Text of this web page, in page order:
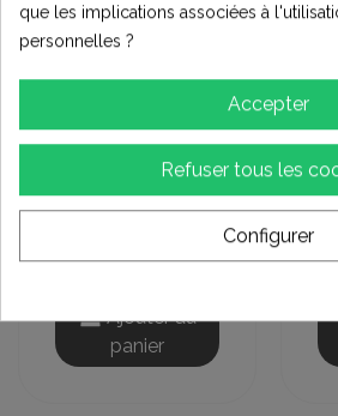
Pneus et roues
pouces mini quad
3,00 €
Ajouter au
panier
que les implications associées à
personnelles ?
Accepter
Refuser tous les
Configurer